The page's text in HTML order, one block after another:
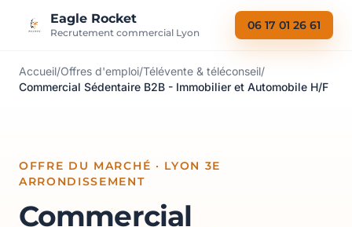
Eagle Rocket
Recrutement commercial Lyon
06 17 01 26 61
Accueil/Offres d'emploi/Télévente & téléconseil/
Commercial Sédentaire B2B - Immobilier et Automobile H/F
OFFRE DU MARCHÉ · LYON 3E
ARRONDISSEMENT
Commercial